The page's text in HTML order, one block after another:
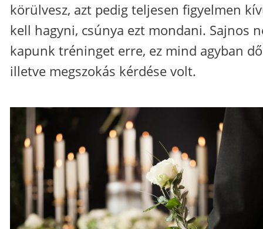
körülvesz, azt pedig teljesen figyelmen
kell hagyni, csúnya ezt mondani. Sajnos
kapunk tréninget erre, ez mind agyban
illetve megszokás kérdése volt.